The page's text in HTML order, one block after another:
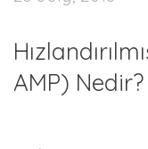
AMP) Nedir?